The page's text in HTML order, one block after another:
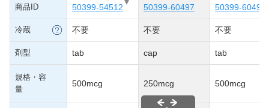
商品ID 50399-54512 50399-60497 50399-60498
冷蔵 不要 不要 不要
剤型 tab cap tab
規格・容
量
500mcg 250mcg 500mcg